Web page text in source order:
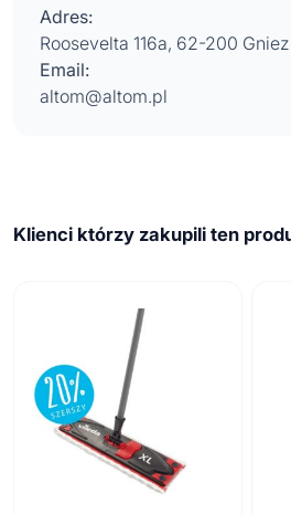
Adres:
Roosevelta 116a, 62-200
Email:
altom@altom.pl
Klienci którzy zakupili ten